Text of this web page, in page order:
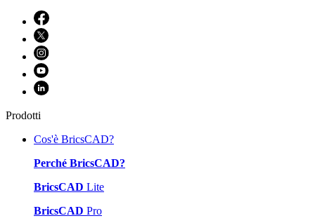
Prodotti
Cos'è BricsCAD?
Perché BricsCAD?
BricsCAD Lite
BricsCAD Pro